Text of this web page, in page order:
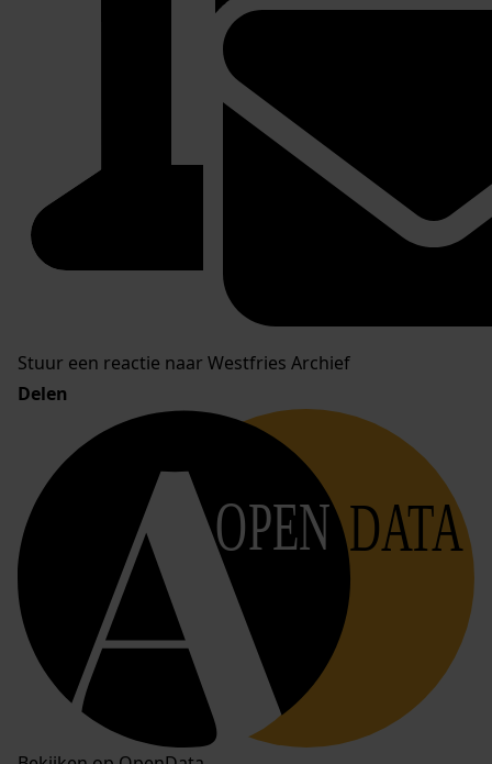
Stuur een reactie naar Westfries Archief
Delen
OPEN DATA